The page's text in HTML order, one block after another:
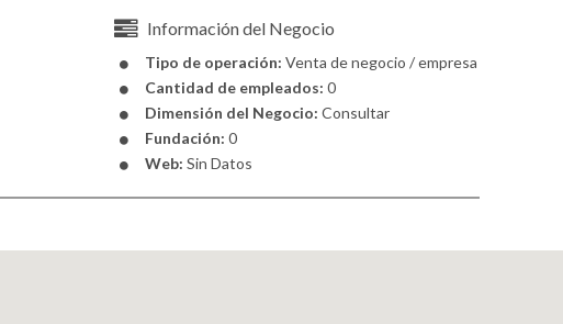
Información del Negocio
Tipo de operación: Venta de negocio / empresa
Cantidad de empleados: 0
Dimensión del Negocio: Consultar
Fundación: 0
Web: Sin Datos